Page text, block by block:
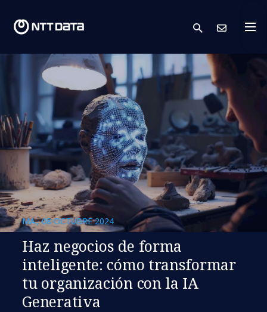
search
MA., 08 OCTUBRE 2024
Haz negocios de forma
inteligente: cómo transformar
tu organización con la IA
Generativa